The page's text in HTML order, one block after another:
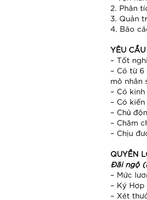
2. Phân
3. Quản
4. Báo
YÊU
– Tốt
– Có từ 6
mô nhân
– Có
– Có
– Chủ
– Chăm
– Chịu
QUYỀN
Đãi ngộ
– Mức
– Ký
– Xét